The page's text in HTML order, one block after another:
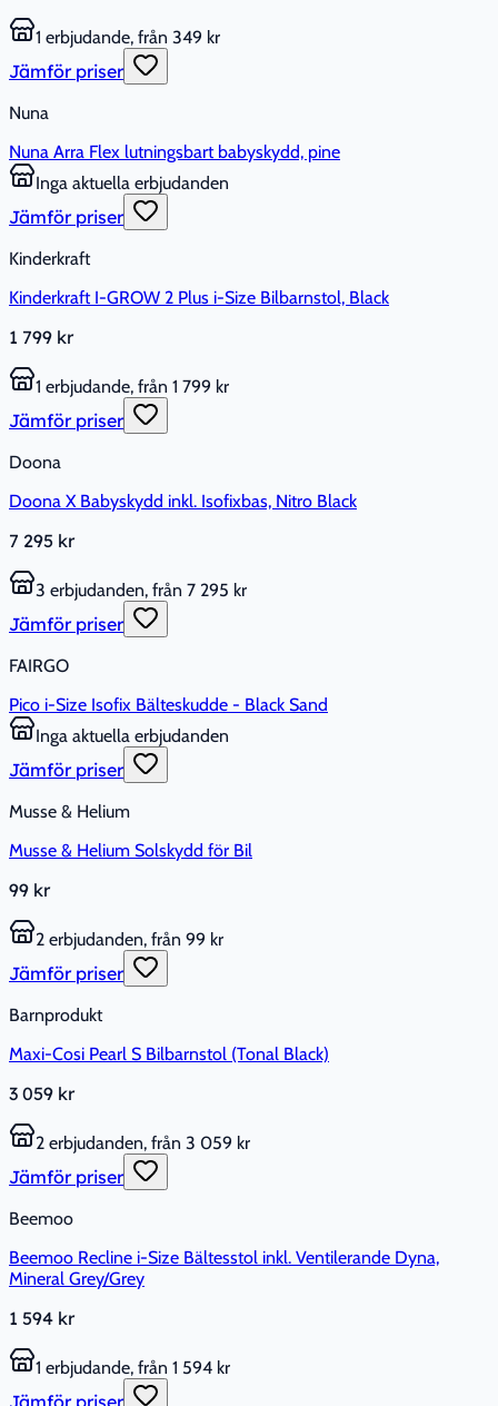
1 erbjudande, från 349 kr
Jämför priser
Nuna
Nuna Arra Flex lutningsbart babyskydd, pine
Inga aktuella erbjudanden
Jämför priser
Kinderkraft
Kinderkraft I-GROW 2 Plus i-Size Bilbarnstol, Black
1 799 kr
1 erbjudande, från 1 799 kr
Jämför priser
Doona
Doona X Babyskydd inkl. Isofixbas, Nitro Black
7 295 kr
3 erbjudanden, från 7 295 kr
Jämför priser
FAIRGO
Pico i-Size Isofix Bälteskudde - Black Sand
Inga aktuella erbjudanden
Jämför priser
Musse & Helium
Musse & Helium Solskydd för Bil
99 kr
2 erbjudanden, från 99 kr
Jämför priser
Barnprodukt
Maxi-Cosi Pearl S Bilbarnstol (Tonal Black)
3 059 kr
2 erbjudanden, från 3 059 kr
Jämför priser
Beemoo
Beemoo Recline i-Size Bältesstol inkl. Ventilerande Dyna,
Mineral Grey/Grey
1 594 kr
1 erbjudande, från 1 594 kr
Jämför priser